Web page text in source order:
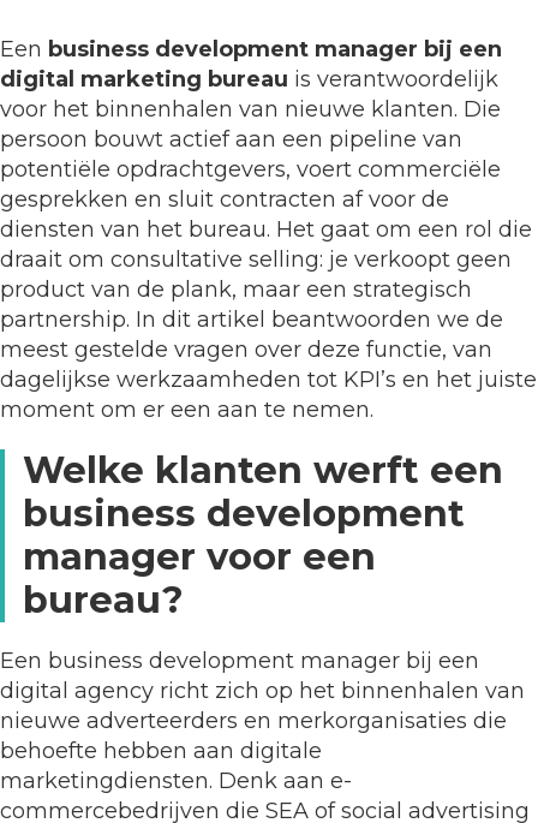
Een business development manager bij een
digital marketing bureau is verantwoordelijk
voor het binnenhalen van nieuwe klanten. Die
persoon bouwt actief aan een pipeline van
potentiële opdrachtgevers, voert commerciële
gesprekken en sluit contracten af voor de
diensten van het bureau. Het gaat om een rol die
draait om consultative selling: je verkoopt geen
product van de plank, maar een strategisch
partnership. In dit artikel beantwoorden we de
meest gestelde vragen over deze functie, van
dagelijkse werkzaamheden tot KPI’s en het juiste
moment om er een aan te nemen.
Welke klanten werft een
business development
manager voor een
bureau?
Een business development manager bij een
digital agency richt zich op het binnenhalen van
nieuwe adverteerders en merkorganisaties die
behoefte hebben aan digitale
marketingdiensten. Denk aan e-
commercebedrijven die SEA of social advertising